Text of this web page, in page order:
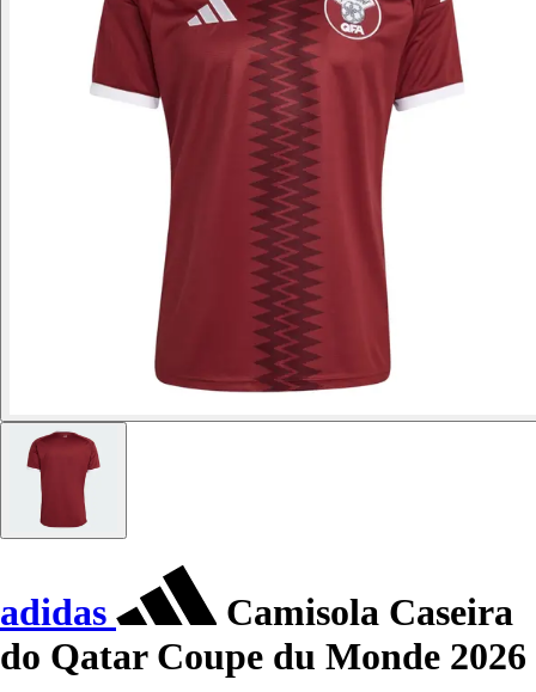
adidas
Camisola Caseira
do Qatar Coupe du Monde 2026